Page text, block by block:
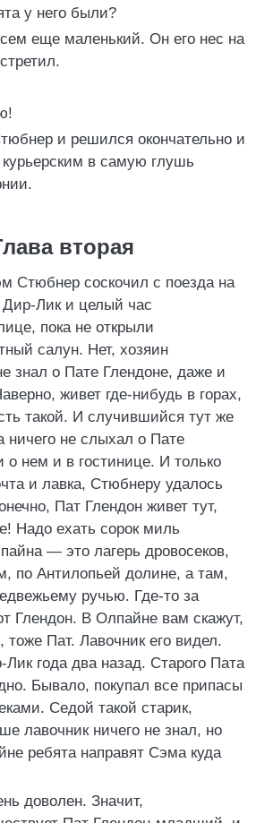
у него были?
еще маленький. Он его нес на
и решился окончательно и
в самую глушь
вторая
Стюбнер соскочил с поезда на
Дир-Лик и целый час
пока не открыли
салун. Нет, хозяин
знал о Пате Глендоне, даже и
живет где-нибудь в горах,
такой. И случившийся тут же
ничего не слыхал о Пате
о нем и в гостинице. И только
и лавка, Стюбнеру удалось
Пат Глендон живет тут,
Надо ехать сорок миль
— это лагерь дровосеков,
по Антилопьей долине, а там,
ручью. Где-то за
Глендон. В Олпайне вам скажут,
тоже Пат. Лавочник его видел.
года два назад. Старого Пата
Бывало, покупал все припасы
Седой такой старик,
лавочник ничего не знал, но
ребята направят Сэма куда
доволен. Значит,